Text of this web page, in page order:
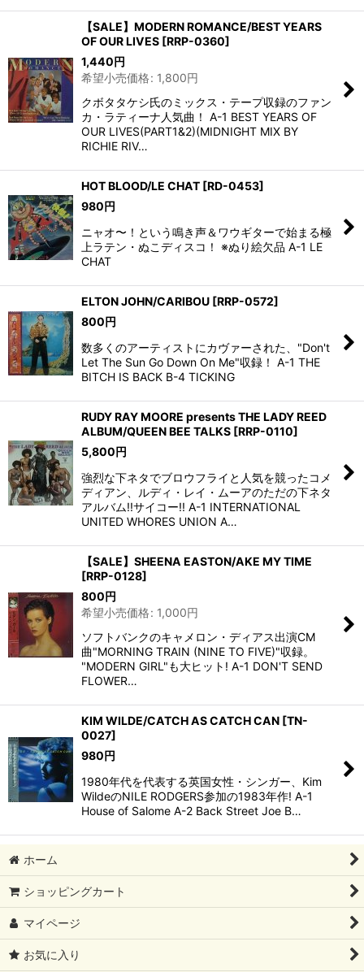
【SALE】MODERN ROMANCE/BEST YEARS
OF OUR LIVES [RRP-0360]
1,440円
希望小売価格: 1,800円
クボタタケシ氏のミックス・テープ収録のファン
カ・ラティーナ人気曲！ A-1 BEST YEARS OF
OUR LIVES(PART1&2)(MIDNIGHT MIX BY
RICHIE RIV…
HOT BLOOD/LE CHAT [RD-0453]
980円
ニャオ〜！という鳴き声＆ワウギターで始まる極
上ラテン・ぬこディスコ！ ※ぬり絵欠品 A-1 LE
CHAT
ELTON JOHN/CARIBOU [RRP-0572]
800円
数多くのアーティストにカヴァーされた、"Don't
Let The Sun Go Down On Me"収録！ A-1 THE
BITCH IS BACK B-4 TICKING
RUDY RAY MOORE presents THE LADY REED
ALBUM/QUEEN BEE TALKS [RRP-0110]
5,800円
強烈な下ネタでブロウフライと人気を競ったコメ
ディアン、ルディ・レイ・ムーアのただの下ネタ
アルバム!!サイコー!! A-1 INTERNATIONAL
UNITED WHORES UNION A…
【SALE】SHEENA EASTON/AKE MY TIME
[RRP-0128]
800円
希望小売価格: 1,000円
ソフトバンクのキャメロン・ディアス出演CM
曲"MORNING TRAIN (NINE TO FIVE)"収録。
"MODERN GIRL"も大ヒット! A-1 DON'T SEND
FLOWER…
KIM WILDE/CATCH AS CATCH CAN [TN-
0027]
980円
1980年代を代表する英国女性・シンガー、Kim
WildeのNILE RODGERS参加の1983年作! A-1
House of Salome A-2 Back Street Joe B…
ホーム
ショッピングカート
マイページ
お気に入り